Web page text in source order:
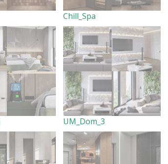
Chill_Spa
UM_Dom_3